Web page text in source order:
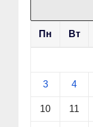
Пн Вт
3 4
10 11